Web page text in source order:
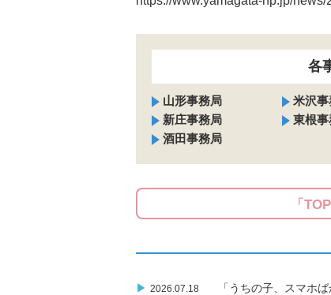
各
山形事務局 米沢
新庄事務局
東根
酒田事務局
「
▶ 2026.07.18 「うちの子、スマホ